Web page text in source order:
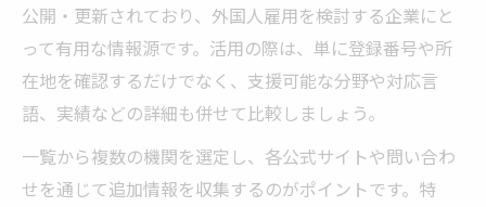
公開・更新されており、外国人雇用を検討する企業にと
って有用な情報源です。活用の際は、単に登録番号や所
在地を確認するだけでなく、支援可能な分野や対応言
語、実績などの詳細も併せて比較しましょう。
一覧から複数の機関を選定し、各公式サイトや問い合わ
せを通じて追加情報を収集するのがポイントです。特